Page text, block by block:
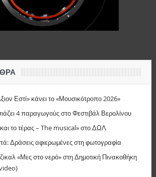
Εστί» κάνει το «Μουσικότροπο 2026»
4 παραγωγούς στο Φεστιβάλ Βερολίνου
το τέρας – The musical» στο ΔΩΛ
Δράσεις αφιερωμένες στη φωτογραφία
«Μες στο νερό» στη Δημοτική Πινακοθήκη